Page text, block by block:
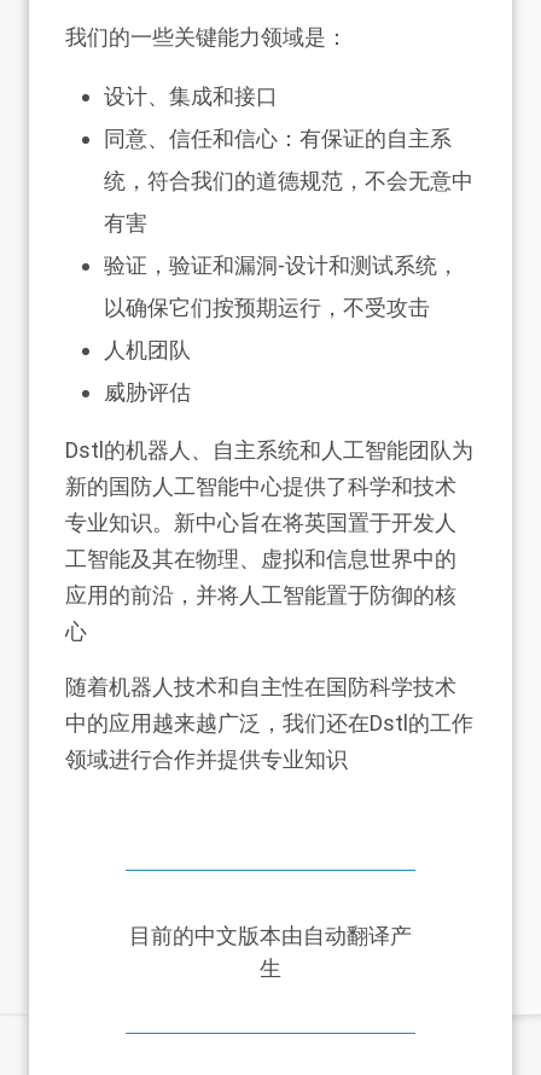
我们的一些关键能力领域是：
设计、集成和接口
同意、信任和信心：有保证的自主系
统，符合我们的道德规范，不会无意中
有害
验证，验证和漏洞-设计和测试系统，
以确保它们按预期运行，不受攻击
人机团队
威胁评估
Dstl的机器人、自主系统和人工智能团队为
新的国防人工智能中心提供了科学和技术
专业知识。新中心旨在将英国置于开发人
工智能及其在物理、虚拟和信息世界中的
应用的前沿，并将人工智能置于防御的核
心
随着机器人技术和自主性在国防科学技术
中的应用越来越广泛，我们还在Dstl的工作
领域进行合作并提供专业知识
目前的中文版本由自动翻译产
生